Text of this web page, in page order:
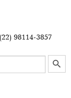
98114-3857
Search Button